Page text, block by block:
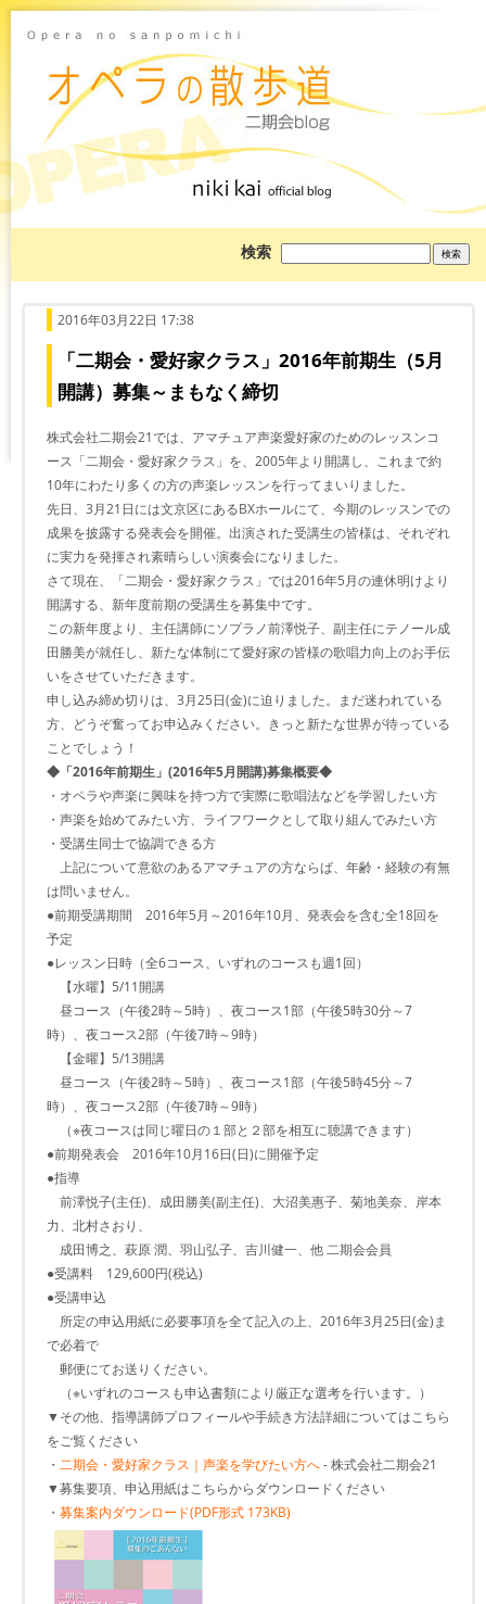
検索
を
2016年03月22日 17:38
「二期会・愛好家クラス」2016年前期生（5月
開講）募集～まもなく締切
株式会社二期会21では、アマチュア声楽愛好家のためのレッスンコ
ース「二期会・愛好家クラス」を、2005年より開講し、これまで約
10年にわたり多くの方の声楽レッスンを行ってまいりました。
先日、3月21日には文京区にあるBXホールにて、今期のレッスンでの
成果を披露する発表会を開催。出演された受講生の皆様は、それぞれ
に実力を発揮され素晴らしい演奏会になりました。
さて現在、「二期会・愛好家クラス」では2016年5月の連休明けより
開講する、新年度前期の受講生を募集中です。
この新年度より、主任講師にソプラノ前澤悦子、副主任にテノール成
田勝美が就任し、新たな体制にて愛好家の皆様の歌唱力向上のお手伝
いをさせていただきます。
申し込み締め切りは、3月25日(金)に迫りました。まだ迷われている
方、どうぞ奮ってお申込みください。きっと新たな世界が待っている
ことでしょう！
◆「2016年前期生」(2016年5月開講)募集概要◆
・オペラや声楽に興味を持つ方で実際に歌唱法などを学習したい方
・声楽を始めてみたい方、ライフワークとして取り組んでみたい方
・受講生同士で協調できる方
上記について意欲のあるアマチュアの方ならば、年齢・経験の有無
は問いません。
●前期受講期間 2016年5月～2016年10月、発表会を含む全18回を
予定
●レッスン日時（全6コース、いずれのコースも週1回）
【水曜】5/11開講
昼コース（午後2時～5時）、夜コース1部（午後5時30分～7
時）、夜コース2部（午後7時～9時）
【金曜】5/13開講
昼コース（午後2時～5時）、夜コース1部（午後5時45分～7
時）、夜コース2部（午後7時～9時）
（※夜コースは同じ曜日の１部と２部を相互に聴講できます）
●前期発表会 2016年10月16日(日)に開催予定
●指導
前澤悦子(主任)、成田勝美(副主任)、大沼美惠子、菊地美奈、岸本
力、北村さおり、
成田博之、萩原 潤、羽山弘子、吉川健一、他 二期会会員
●受講料 129,600円(税込)
●受講申込
所定の申込用紙に必要事項を全て記入の上、2016年3月25日(金)ま
で必着で
郵便にてお送りください。
（※いずれのコースも申込書類により厳正な選考を行います。）
▼その他、指導講師プロフィールや手続き方法詳細についてはこちら
をご覧ください
・ 二期会・愛好家クラス｜声楽を学びたい方へ- 株式会社二期会21
▼募集要項、申込用紙はこちらからダウンロードください
・ 募集案内ダウンロード(PDF形式 173KB)